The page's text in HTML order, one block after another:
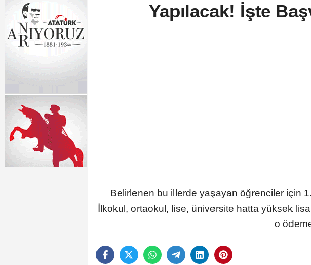
Yapılacak! İşte
Belirlenen bu illerde yaşayan öğrenciler için
İlkokul, ortaokul, lise, üniversite hatta yüksek
o